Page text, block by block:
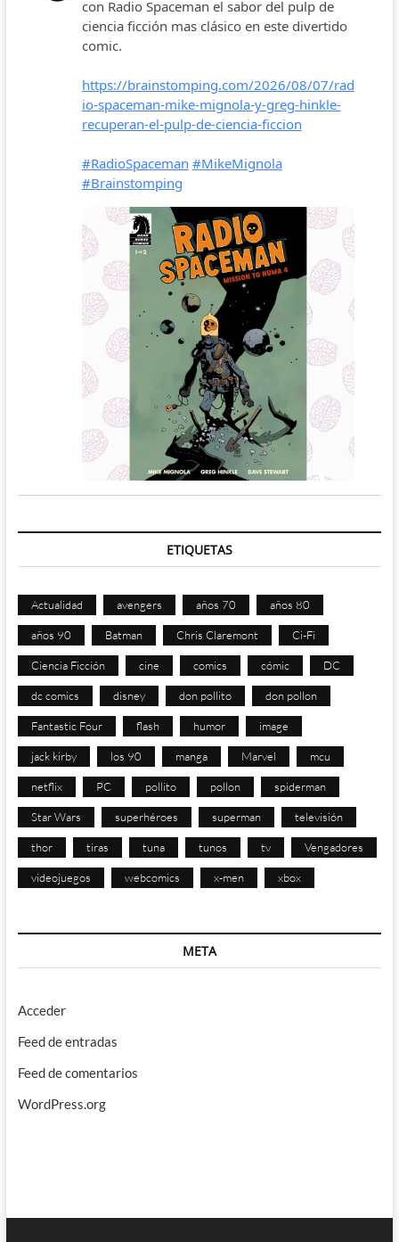
ETIQUETAS
Actualidad avengers años 70 años 80
años 90 Batman Chris Claremont Ci-Fi
Ciencia Ficción cine comics cómic DC
dc comics disney don pollito don pollon
Fantastic Four flash humor image
jack kirby los 90 manga Marvel mcu
netflix PC pollito pollon spiderman
Star Wars superhéroes superman televisión
thor tiras tuna tunos tv Vengadores
videojuegos webcomics x-men xbox
META
Acceder
Feed de entradas
Feed de comentarios
WordPress.org